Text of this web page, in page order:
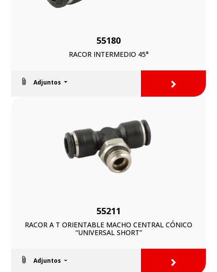
55180
RACOR INTERMEDIO 45°
Adjuntos >
55211
RACOR A T ORIENTABLE MACHO CENTRAL CÓNICO
“UNIVERSAL SHORT”
Adjuntos >